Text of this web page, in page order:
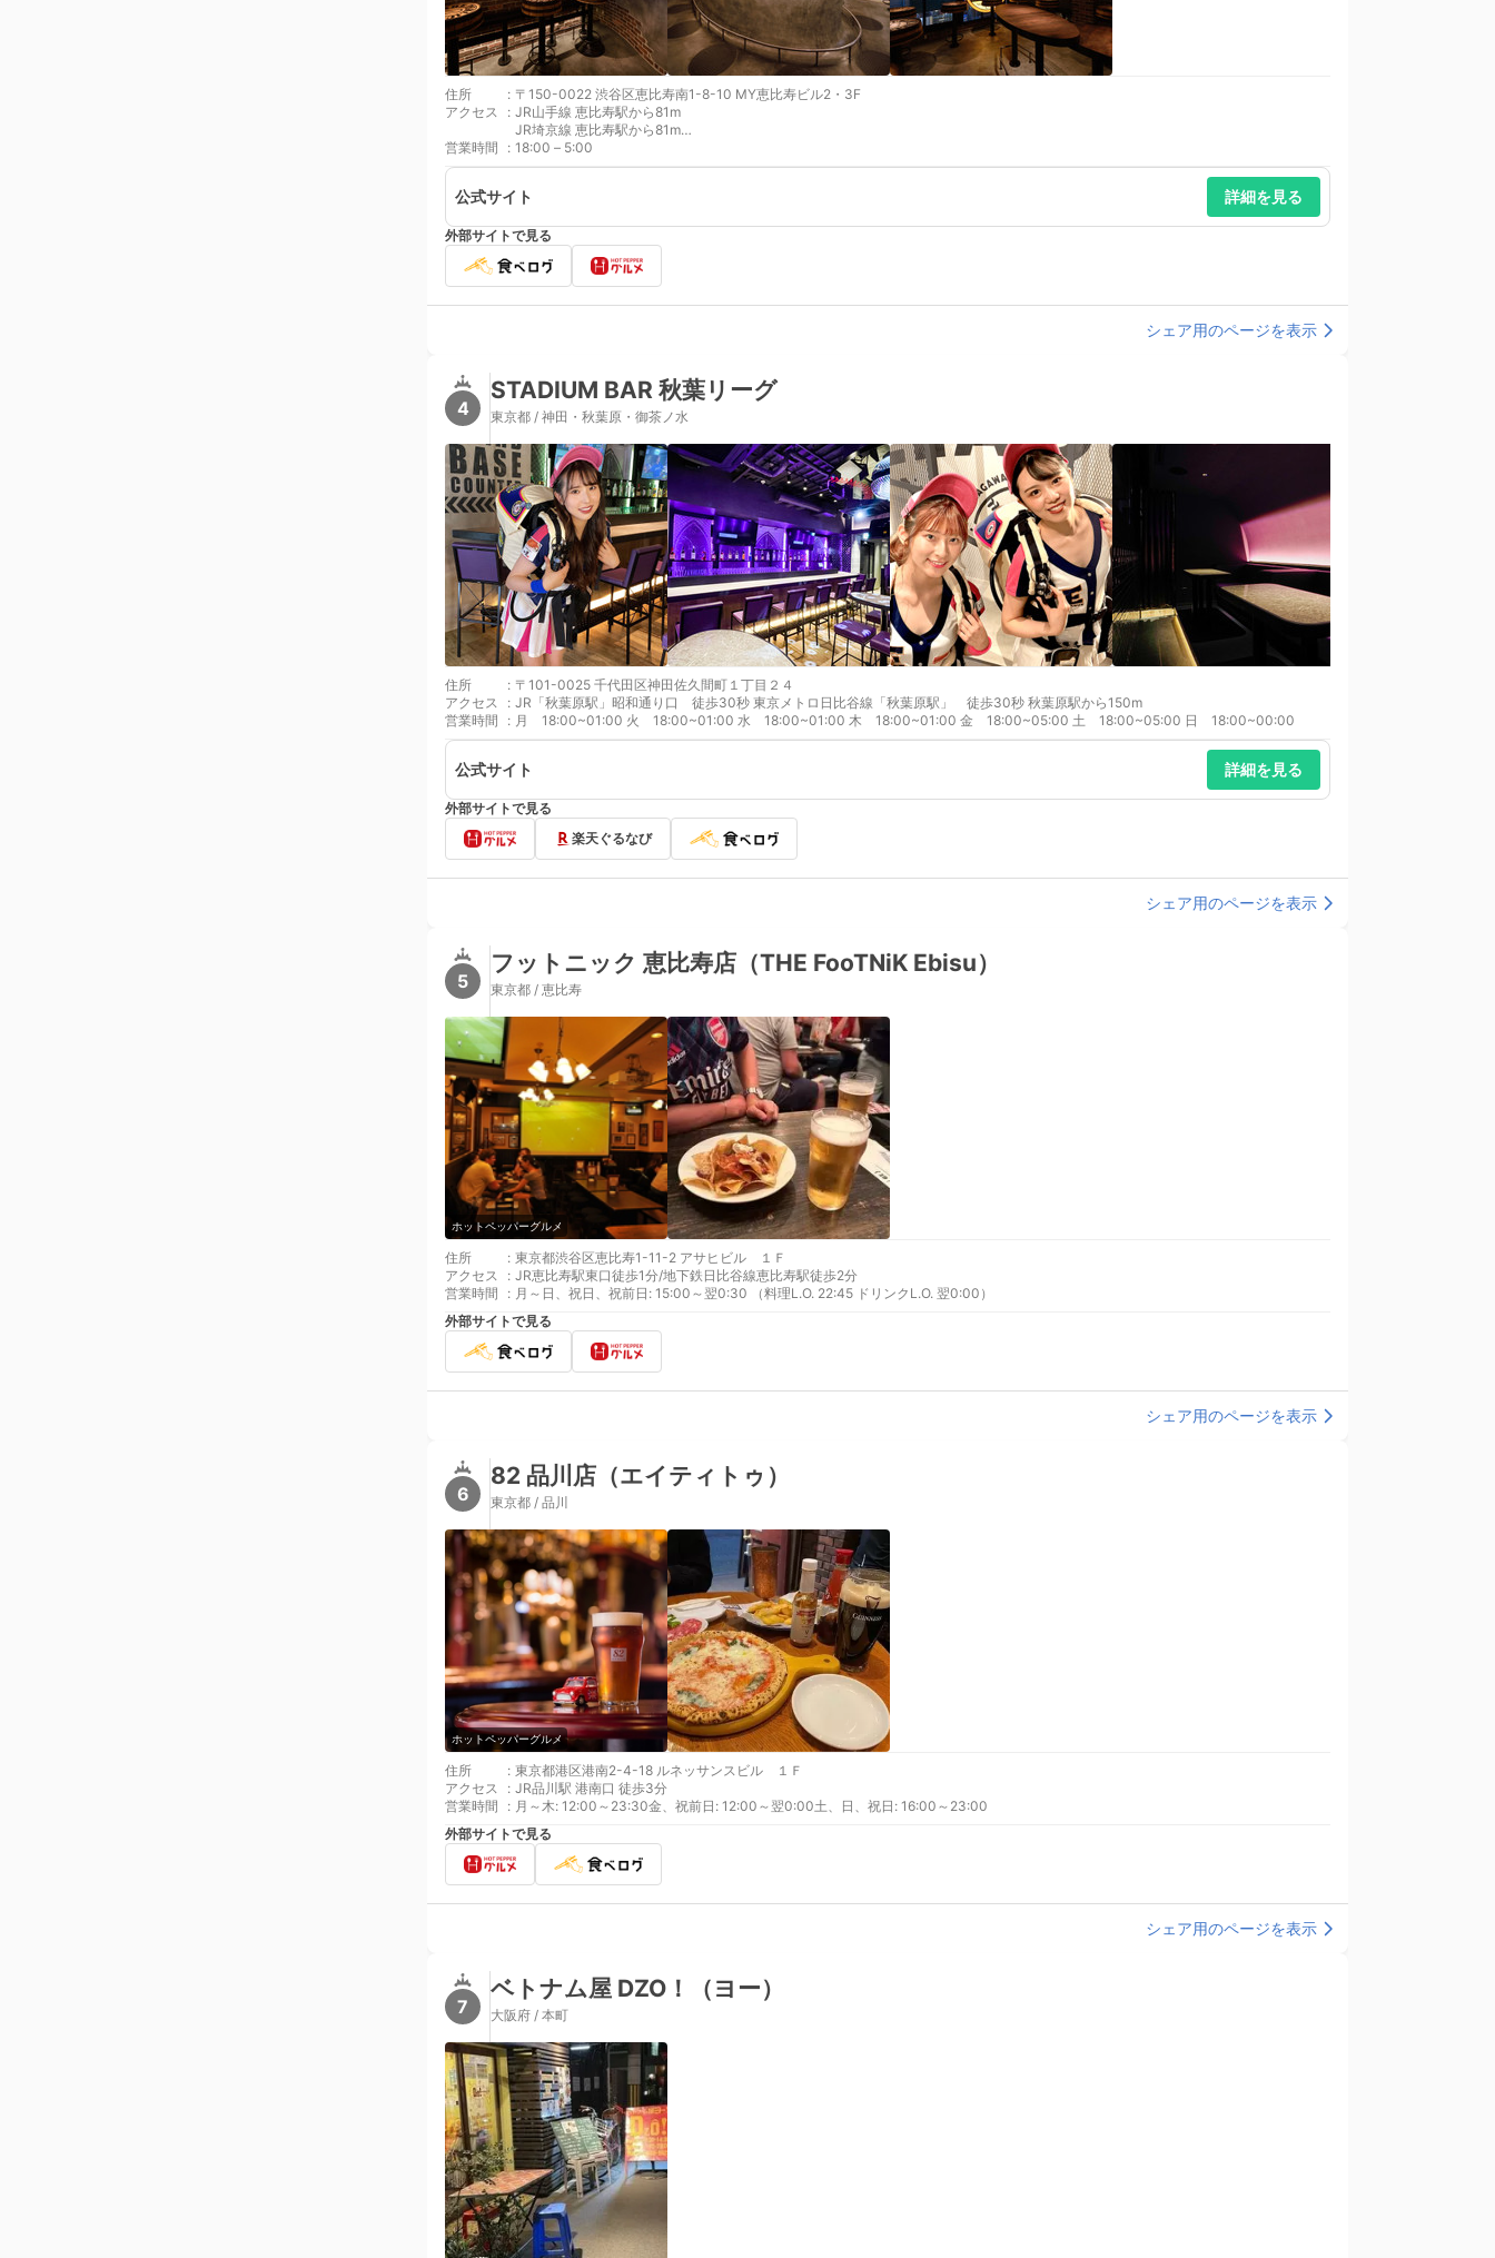
住所 : 〒150-0022 渋谷区恵比寿南1-8-10 MY恵比寿ビル2・3F
アクセス
: JR山手線 恵比寿駅から81m
JR埼京線 恵比寿駅から81m
JR湘南新宿ライン 恵比寿駅から81m
東京メトロ日比谷線 恵比寿駅から128m
営業時間 : 18:00 – 5:00
公式サイト 詳細を見る
外部サイトで見る
シェア用のページを表示
4
STADIUM BAR 秋葉リーグ
東京都 / 神田・秋葉原・御茶ノ水
住所 : 〒101-0025 千代田区神田佐久間町１丁目２４
アクセス
: JR「秋葉原駅」昭和通り口 徒歩30秒 東京メトロ日比谷線「秋葉原駅」 徒歩30秒 秋葉原駅から150m
営業時間
: 月 18:00~01:00 火 18:00~01:00 水 18:00~01:00 木 18:00~01:00 金 18:00~05:00 土 18:00~05:00 日 18:00~00:00
公式サイト 詳細を見る
外部サイトで見る
楽天ぐるなび
シェア用のページを表示
5
フットニック 恵比寿店（THE FooTNiK Ebisu）
東京都 / 恵比寿
ホットペッパーグルメ
住所 : 東京都渋谷区恵比寿1-11-2 アサヒビル １Ｆ
アクセス
: JR恵比寿駅東口徒歩1分/地下鉄日比谷線恵比寿駅徒歩2分
営業時間
: 月～日、祝日、祝前日: 15:00～翌0:30 （料理L.O. 22:45 ドリンクL.O. 翌0:00）
外部サイトで見る
シェア用のページを表示
6
82 品川店（エイティトゥ）
東京都 / 品川
ホットペッパーグルメ
住所 : 東京都港区港南2-4-18 ルネッサンスビル １Ｆ
アクセス
: JR品川駅 港南口 徒歩3分
営業時間
: 月～木: 12:00～23:30金、祝前日: 12:00～翌0:00土、日、祝日: 16:00～23:00
外部サイトで見る
シェア用のページを表示
7
ベトナム屋 DZO！（ヨー）
大阪府 / 本町